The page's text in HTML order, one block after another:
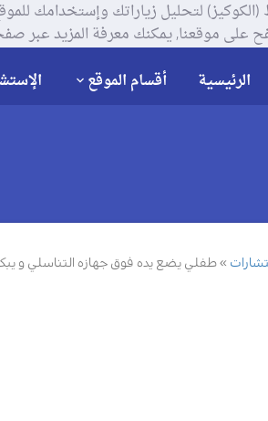
موقعنا, يمكنك معرفة المزيد عبر
الرئيسية أقسام الموقع
طفلي يضع يده فوق جهازه التناسلي و